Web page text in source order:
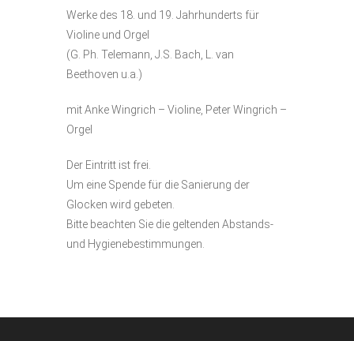
Werke des 18. und 19. Jahrhunderts für
Violine und Orgel
(G. Ph. Telemann, J.S. Bach, L. van
Beethoven u.a.)
mit Anke Wingrich – Violine, Peter Wingrich –
Orgel
Der Eintritt ist frei.
Um eine Spende für die Sanierung der
Glocken wird gebeten.
Bitte beachten Sie die geltenden Abstands-
und Hygienebestimmungen.